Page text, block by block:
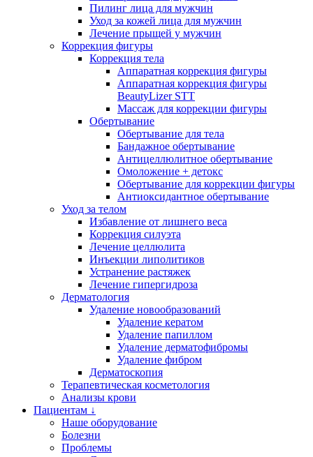
Пилинг лица для мужчин
Уход за кожей лица для мужчин
Лечение прыщей у мужчин
Коррекция фигуры
Коррекция тела
Аппаратная коррекция фигуры
Аппаратная коррекция фигуры
BeautyLizer STT
Массаж для коррекции фигуры
Обертывание
Обертывание для тела
Бандажное обертывание
Антицеллюлитное обертывание
Омоложение + детокс
Обертывание для коррекции фигуры
Антиоксидантное обертывание
Уход за телом
Избавление от лишнего веса
Коррекция силуэта
Лечение целлюлита
Инъекции липолитиков
Устранение растяжек
Лечение гипергидроза
Дерматология
Удаление новообразований
Удаление кератом
Удаление папиллом
Удаление дерматофибромы
Удаление фибром
Дерматоскопия
Терапевтическая косметология
Анализы крови
Пациентам ↓
Наше оборудование
Болезни
Проблемы